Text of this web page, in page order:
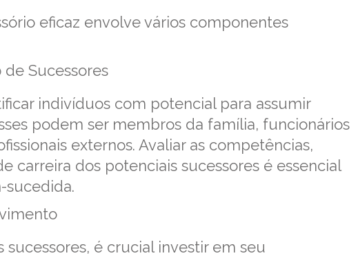
eficaz envolve vários componentes
Sucessores
indivíduos com potencial para assumir
podem ser membros da família, funcionários
externos. Avaliar as competências,
carreira dos potenciais sucessores é essencial
sucedida.
sucessores, é crucial investir em seu